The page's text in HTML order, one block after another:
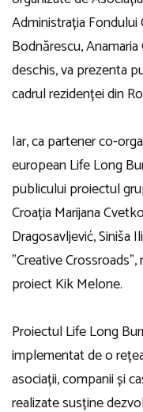
Administrația
Bodnărescu,
deschis, va prezenta
cadrul rezidenței din
Iar, ca partener co-
european Life Long
publicului proiectul
Croația Marijana
Dragosavljević, Siniša
”Creative
proiect Kik Melone.
Proiectul Life Long
implementat de o
asociații, companii și
realizate susține